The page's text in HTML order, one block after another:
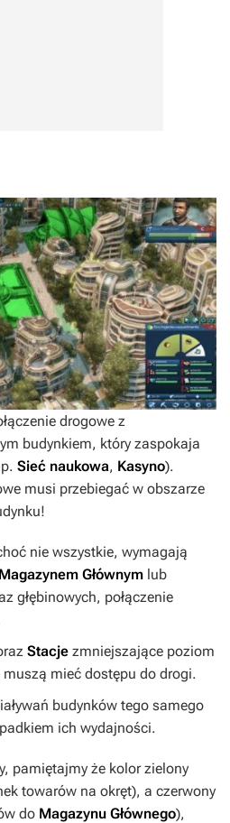
drogowe z
budynkiem, który zaspokaja
Sieć naukowa, Kasyno).
musi przebiegać w obszarze
nie wszystkie, wymagają
Magazynem Głównym lub
głębinowych, połączenie
Stacje zmniejszające poziom
mieć dostępu do drogi.
budynków tego samego
ich wydajności.
pamiętajmy że kolor zielony
towarów na okręt), a czerwony
do Magazynu Głównego),